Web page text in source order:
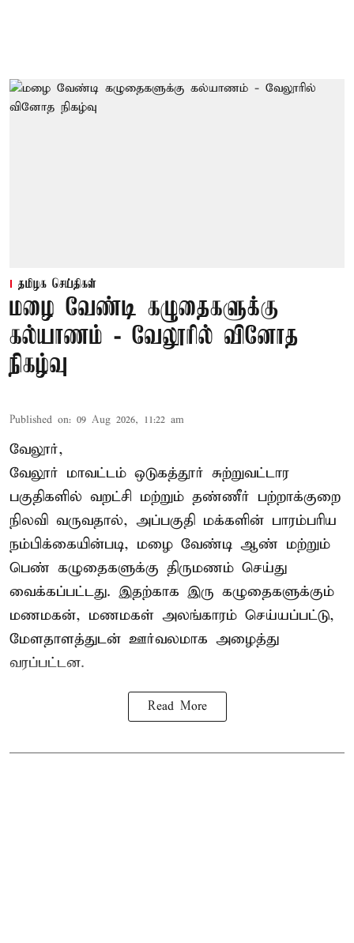
தமிழக செய்திகள்
மழை வேண்டி கழுதைகளுக்கு
கல்யாணம் - வேலூரில் வினோத
நிகழ்வு
Published on: 09 Aug 2026, 11:22 am
வேலூர்,
வேலூர் மாவட்டம் ஒடுகத்தூர் சுற்றுவட்டார
பகுதிகளில் வறட்சி மற்றும் தண்ணீர் பற்றாக்குறை
நிலவி வருவதால், அப்பகுதி மக்களின் பாரம்பரிய
நம்பிக்கையின்படி, மழை வேண்டி ஆண் மற்றும்
பெண் கழுதைகளுக்கு திருமணம் செய்து
வைக்கப்பட்டது. இதற்காக இரு கழுதைகளுக்கும்
மணமகன், மணமகள் அலங்காரம் செய்யப்பட்டு,
மேளதாளத்துடன் ஊர்வலமாக அழைத்து
வரப்பட்டன.
Read More